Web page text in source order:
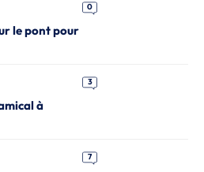
0
le pont pour
3
à
7